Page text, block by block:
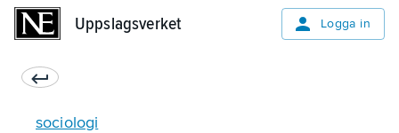
Uppslagsverket Logga in
sociologi